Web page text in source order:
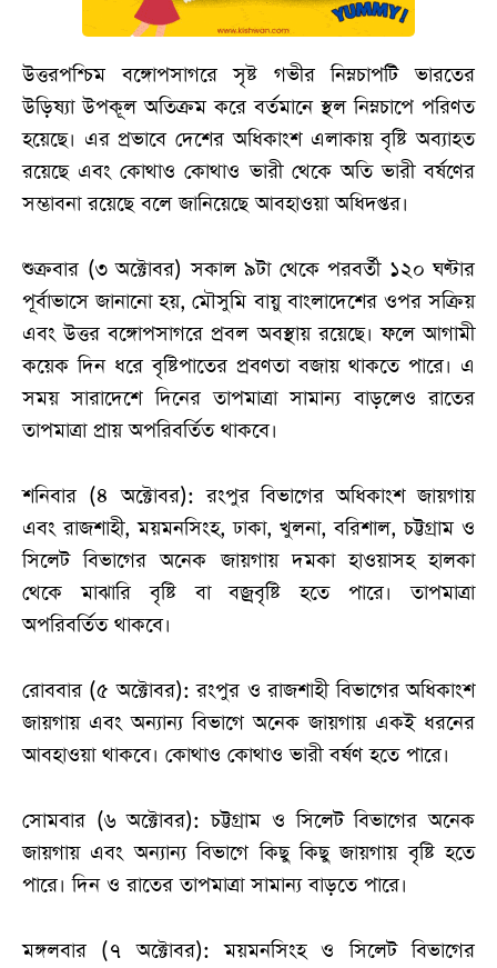
আর্কাইভ
উত্তরপশ্চিম বঙ্গোপসাগরে সৃষ্ট গভীর নিম্নচাপটি ভারতের
উড়িষ্যা উপকূল অতিক্রম করে বর্তমানে স্থল নিম্নচাপে পরিণত
হয়েছে। এর প্রভাবে দেশের অধিকাংশ এলাকায় বৃষ্টি অব্যাহত
রয়েছে এবং কোথাও কোথাও ভারী থেকে অতি ভারী বর্ষণের
সম্ভাবনা রয়েছে বলে জানিয়েছে আবহাওয়া অধিদপ্তর।
শুক্রবার (৩ অক্টোবর) সকাল ৯টা থেকে পরবর্তী ১২০ ঘণ্টার
পূর্বাভাসে জানানো হয়, মৌসুমি বায়ু বাংলাদেশের ওপর সক্রিয়
এবং উত্তর বঙ্গোপসাগরে প্রবল অবস্থায় রয়েছে। ফলে আগামী
কয়েক দিন ধরে বৃষ্টিপাতের প্রবণতা বজায় থাকতে পারে। এ
সময় সারাদেশে দিনের তাপমাত্রা সামান্য বাড়লেও রাতের
তাপমাত্রা প্রায় অপরিবর্তিত থাকবে।
শনিবার (৪ অক্টোবর): রংপুর বিভাগের অধিকাংশ জায়গায়
এবং রাজশাহী, ময়মনসিংহ, ঢাকা, খুলনা, বরিশাল, চট্টগ্রাম ও
সিলেট বিভাগের অনেক জায়গায় দমকা হাওয়াসহ হালকা
থেকে মাঝারি বৃষ্টি বা বজ্রবৃষ্টি হতে পারে। তাপমাত্রা
অপরিবর্তিত থাকবে।
রোববার (৫ অক্টোবর): রংপুর ও রাজশাহী বিভাগের অধিকাংশ
জায়গায় এবং অন্যান্য বিভাগে অনেক জায়গায় একই ধরনের
আবহাওয়া থাকবে। কোথাও কোথাও ভারী বর্ষণ হতে পারে।
সোমবার (৬ অক্টোবর): চট্টগ্রাম ও সিলেট বিভাগের অনেক
জায়গায় এবং অন্যান্য বিভাগে কিছু কিছু জায়গায় বৃষ্টি হতে
পারে। দিন ও রাতের তাপমাত্রা সামান্য বাড়তে পারে।
মঙ্গলবার (৭ অক্টোবর): ময়মনসিংহ ও সিলেট বিভাগের